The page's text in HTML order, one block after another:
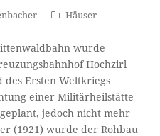
Häuser
wurde
Hochzirl
Ersten Weltkriegs
einer Militärheilstätte
jedoch nicht mehr
(1921) wurde der Rohbau